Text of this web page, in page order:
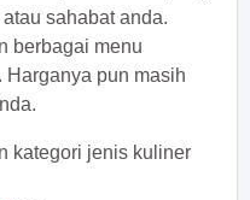
sahabat anda.
berbagai menu
Harganya pun masih
kategori jenis kuliner